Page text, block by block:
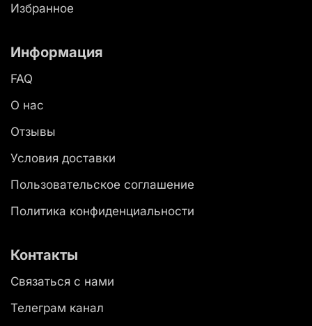
Избранное
Информация
FAQ
О нас
Отзывы
Условия доставки
Пользовательское соглашение
Политика конфиденциальности
Контакты
Связаться с нами
Телеграм канал